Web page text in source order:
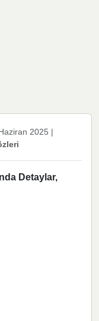
2025 |
Detaylar,